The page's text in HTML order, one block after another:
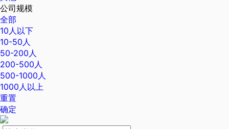
公司规模
全部
10人以下
10-50人
50-200人
200-500人
500-1000人
1000人以上
重置
确定